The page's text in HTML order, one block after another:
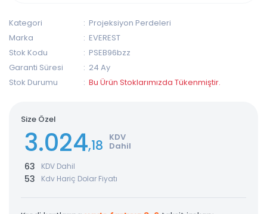
Kategori
Projeksiyon Perdeleri
Marka
EVEREST
Stok Kodu
PSEB96bzz
Garanti Süresi
24 Ay
Stok Durumu
Bu Ürün Stoklarımızda Tükenmiştir.
Size Özel
3.024,18 KDV
Dahil
63 KDV Dahil
53 Kdv Hariç Dolar Fiyatı